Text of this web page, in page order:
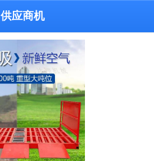
供应商机